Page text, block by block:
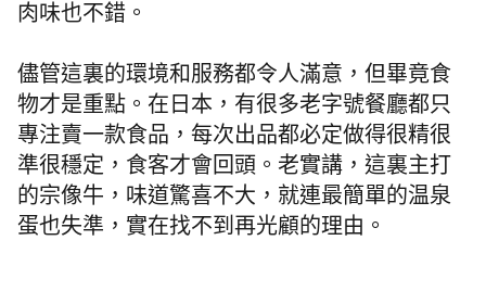
肉味也不錯。
儘管這裏的環境和服務都令人滿意，但畢竟食
物才是重點。在日本，有很多老字號餐廳都只
專注賣一款食品，每次出品都必定做得很精很
準很穩定，食客才會回頭。老實講，這裏主打
的宗像牛，味道驚喜不大，就連最簡單的温泉
蛋也失準，實在找不到再光顧的理由。